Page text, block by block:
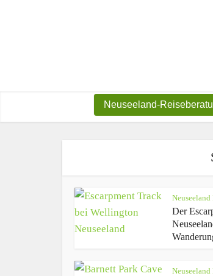
Neuseeland-
Neuseeland
Der
Neuseeland